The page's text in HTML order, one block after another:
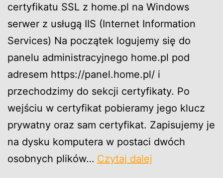
certyfikatu SSL z home.pl na Windows
serwer z usługą IIS (Internet Information
Services) Na początek logujemy się do
panelu administracyjnego home.pl pod
adresem https://panel.home.pl/ i
przechodzimy do sekcji certyfikaty. Po
wejściu w certyfikat pobieramy jego klucz
prywatny oraz sam certyfikat. Zapisujemy je
na dysku komputera w postaci dwóch
osobnych plików… Czytaj dalej